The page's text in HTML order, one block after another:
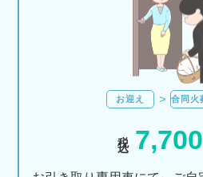
お迎え 合同火
7,700